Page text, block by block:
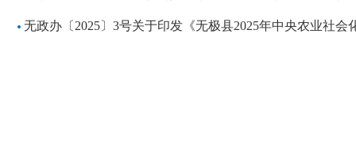
无政办〔2025〕3号关于印发《无极县2025年中央农业社会